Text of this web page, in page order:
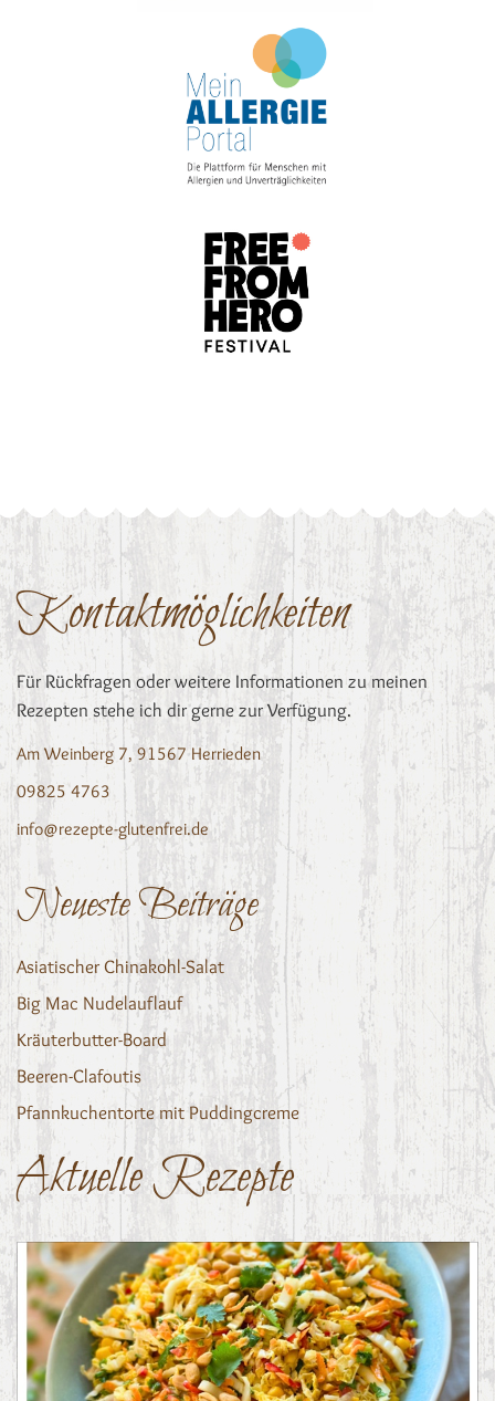
Kontaktmöglichkeiten
Für Rückfragen oder weitere Informationen zu meinen
Rezepten stehe ich dir gerne zur Verfügung.
Am Weinberg 7, 91567 Herrieden
09825 4763
info@rezepte-glutenfrei.de
Neueste Beiträge
Asiatischer Chinakohl-Salat
Big Mac Nudelauflauf
Kräuterbutter-Board
Beeren-Clafoutis
Pfannkuchentorte mit Puddingcreme
Aktuelle Rezepte